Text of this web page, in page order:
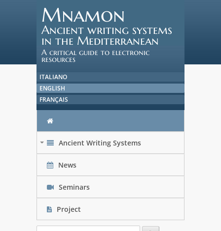
Mnamon
Ancient writing systems
in the Mediterranean
A critical guide to electronic
resources
ITALIANO
ENGLISH
FRANÇAIS
Ancient Writing Systems
News
Seminars
Project